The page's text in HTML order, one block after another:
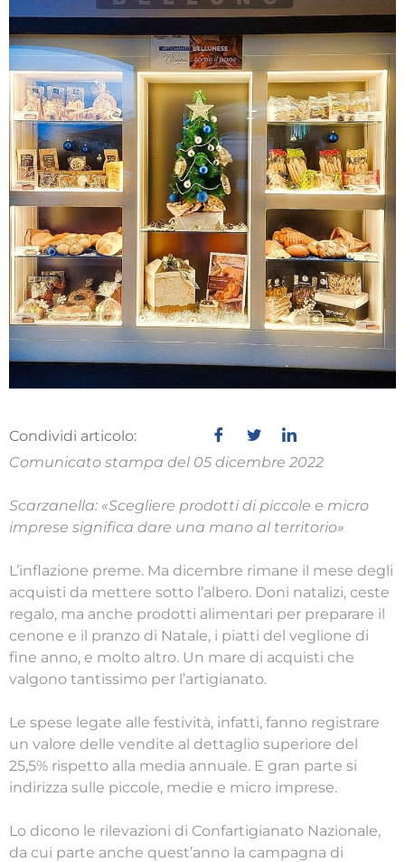
Condividi articolo:
Comunicato stampa del 05 dicembre 2022
Scarzanella: «Scegliere prodotti di piccole e micro
imprese significa dare una mano al territorio»
L’inflazione preme. Ma dicembre rimane il mese degli
acquisti da mettere sotto l’albero. Doni natalizi, ceste
regalo, ma anche prodotti alimentari per preparare il
cenone e il pranzo di Natale, i piatti del veglione di
fine anno, e molto altro. Un mare di acquisti che
valgono tantissimo per l’artigianato.
Le spese legate alle festività, infatti, fanno registrare
un valore delle vendite al dettaglio superiore del
25,5% rispetto alla media annuale. E gran parte si
indirizza sulle piccole, medie e micro imprese.
Lo dicono le rilevazioni di Confartigianato Nazionale,
da cui parte anche quest’anno la campagna di